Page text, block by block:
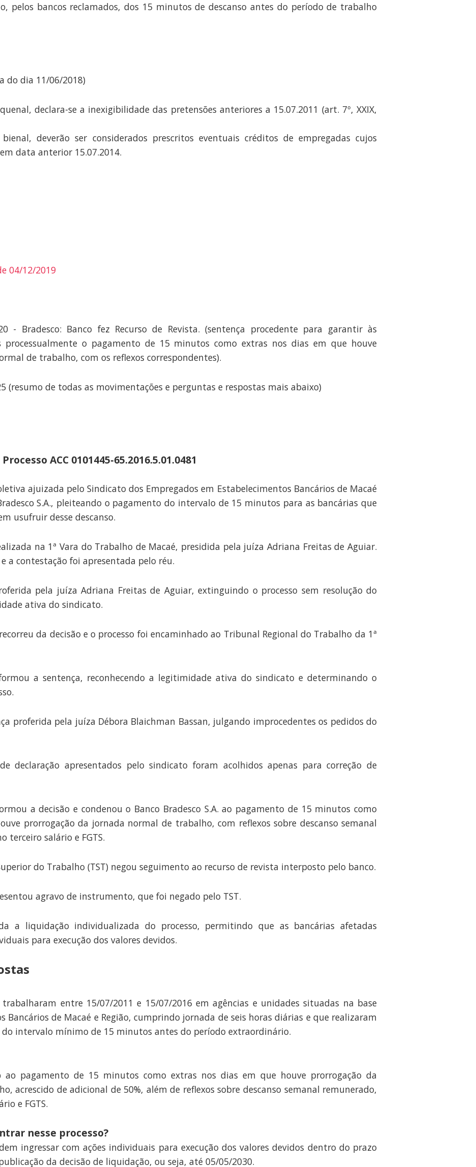
pelos bancos reclamados, dos 15 minutos de descanso antes do período de trabalho
do dia 11/06/2018)
declara-se a inexigibilidade das pretensões anteriores a 15.07.2011 (art. 7º, XXIX,
deverão ser considerados prescritos eventuais créditos de empregadas cujos
data anterior 15.07.2014.
04/12/2019
- Bradesco: Banco fez Recurso de Revista. (sentença procedente para garantir às
processualmente o pagamento de 15 minutos como extras nos dias em que houve
de trabalho, com os reflexos correspondentes).
(resumo de todas as movimentações e perguntas e respostas mais abaixo)
ACC 0101445-65.2016.5.01.0481
ajuizada pelo Sindicato dos Empregados em Estabelecimentos Bancários de Macaé
S.A., pleiteando o pagamento do intervalo de 15 minutos para as bancárias que
usufruir desse descanso.
na 1ª Vara do Trabalho de Macaé, presidida pela juíza Adriana Freitas de Aguiar.
a contestação foi apresentada pelo réu.
pela juíza Adriana Freitas de Aguiar, extinguindo o processo sem resolução do
ativa do sindicato.
da decisão e o processo foi encaminhado ao Tribunal Regional do Trabalho da 1ª
a sentença, reconhecendo a legitimidade ativa do sindicato e determinando o
proferida pela juíza Débora Blaichman Bassan, julgando improcedentes os pedidos do
declaração apresentados pelo sindicato foram acolhidos apenas para correção de
a decisão e condenou o Banco Bradesco S.A. ao pagamento de 15 minutos como
prorrogação da jornada normal de trabalho, com reflexos sobre descanso semanal
terceiro salário e FGTS.
do Trabalho (TST) negou seguimento ao recurso de revista interposto pelo banco.
agravo de instrumento, que foi negado pelo TST.
a liquidação individualizada do processo, permitindo que as bancárias afetadas
para execução dos valores devidos.
entre 15/07/2011 e 15/07/2016 em agências e unidades situadas na base
de Macaé e Região, cumprindo jornada de seis horas diárias e que realizaram
intervalo mínimo de 15 minutos antes do período extraordinário.
pagamento de 15 minutos como extras nos dias em que houve prorrogação da
acrescido de adicional de 50%, além de reflexos sobre descanso semanal remunerado,
e FGTS.
nesse processo?
ingressar com ações individuais para execução dos valores devidos dentro do prazo
da decisão de liquidação, ou seja, até 05/05/2030.